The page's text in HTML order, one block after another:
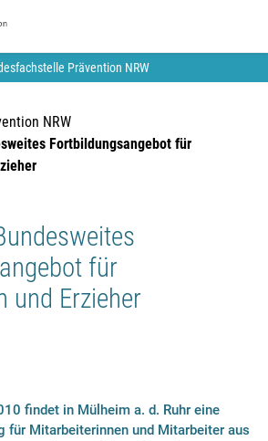
Prävention NRW
NRW
Fortbildungsangebot für
für
und Erzieher
findet in Mülheim a. d. Ruhr eine
für Mitarbeiterinnen und Mitarbeiter aus